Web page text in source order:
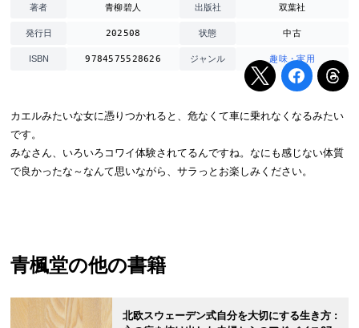
著者 青柳碧人 出版社 双葉社
発行日 202508 状態 中古
ISBN 9784575528626 ジャンル 趣味・実用
カエルみたいな女に憑りつかれると、危なくて車に乗れなくなるみたい
です。
みなさん、いろいろコワイ体験されてるんですね。なにも感じない体質
で良かったな～なんて思いながら、サラっとお楽しみください。
青楓堂の他の書籍
北欧スウェーデン式自分を大切にする生き方 :